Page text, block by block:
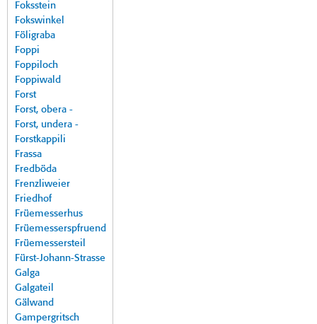
Foksstein
Fokswinkel
Föligraba
Foppi
Foppiloch
Foppiwald
Forst
Forst, obera -
Forst, undera -
Forstkappili
Frassa
Fredböda
Frenzliweier
Friedhof
Früemesserhus
Früemesserspfruend
Früemessersteil
Fürst-Johann-Strasse
Galga
Galgateil
Gälwand
Gampergritsch